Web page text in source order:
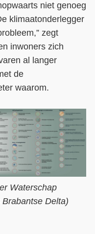
niet genoeg
klimaatonderlegger
zegt
inwoners zich
al langer
de
waarom.
Waterschap
Delta)